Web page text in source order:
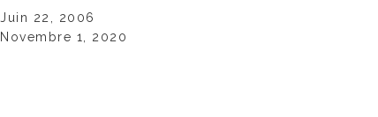
Juin 22, 2006
Novembre 1, 2020